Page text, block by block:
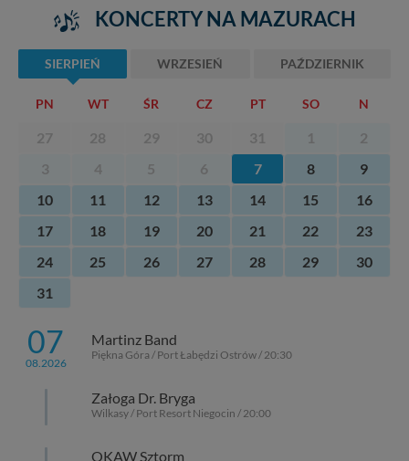
KONCERTY NA MAZURACH
SIERPIEŃ WRZESIEŃ PAŹDZIERNIK
PN WT ŚR CZ PT SO N
27 28 29 30 31 1
2
3
4 5 6 7 8
9
10
11 12 13 14 15
16
17
18 19 20 21 22
23
24
25 26 27 28 29
30
31
07
08.2026
Martinz Band
Piękna Góra / Port Łabędzi Ostrów / 20:30
Załoga Dr. Bryga
Wilkasy / Port Resort Niegocin / 20:00
OKAW Sztorm